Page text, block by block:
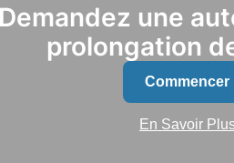
Demandez une
prolongation
Commencer
En Savoir